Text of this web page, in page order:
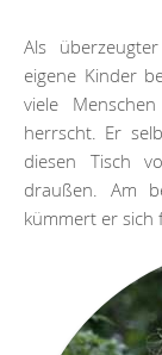
Als
eigene Kinder
viele
herrscht. Er
diesen Tisch
draußen. Am
kümmert er sich